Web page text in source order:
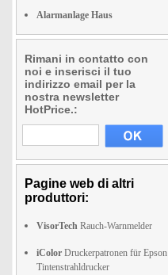
Alarmanlage Haus
Rimani in contatto con
noi e inserisci il tuo
indirizzo email per la
nostra newsletter
HotPrice.:
Pagine web di altri
produttori:
VisorTech Rauch-Warnmelder
iColor Druckerpatronen für Epson
Tintenstrahldrucker